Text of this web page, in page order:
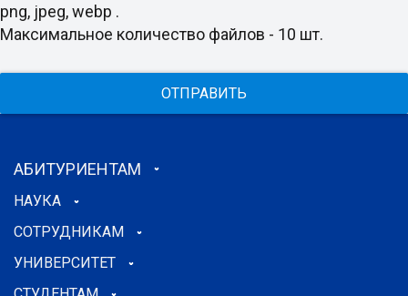
png, jpeg, webp .
Максимальное количество файлов - 10 шт.
ОТПРАВИТЬ
АБИТУРИЕНТАМ
НАУКА
СОТРУДНИКАМ
УНИВЕРСИТЕТ